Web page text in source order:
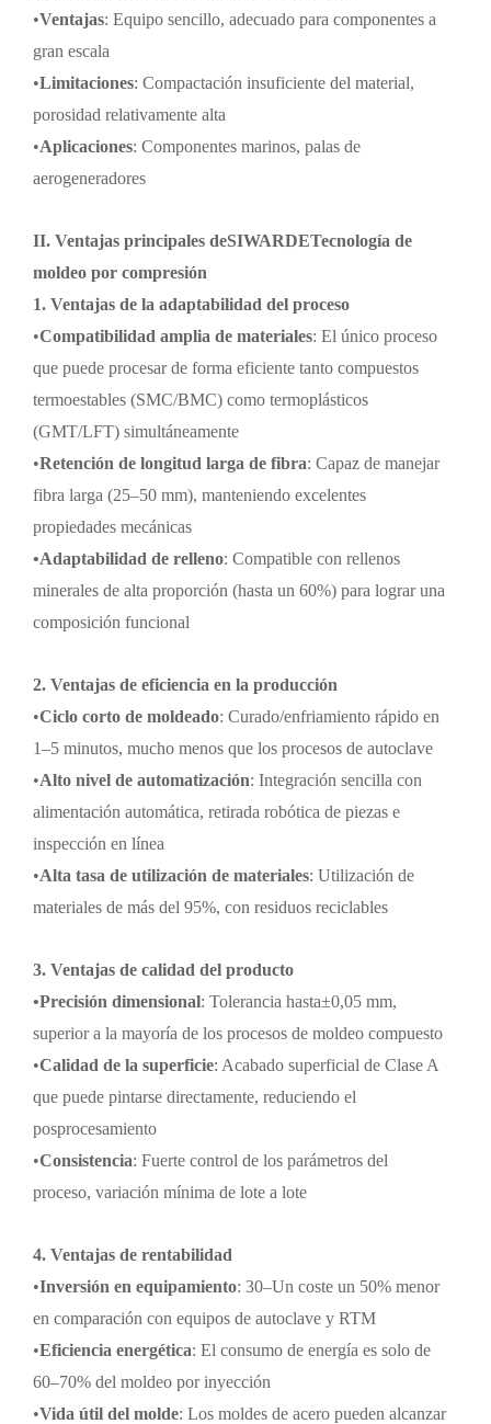
•Ventajas: Equipo sencillo, adecuado para componentes a
gran escala
•Limitaciones: Compactación insuficiente del material,
porosidad relativamente alta
•Aplicaciones: Componentes marinos, palas de
aerogeneradores
II. Ventajas principales deSIWARDETecnología de
moldeo por compresión
1. Ventajas de la adaptabilidad del proceso
•Compatibilidad amplia de materiales: El único proceso
que puede procesar de forma eficiente tanto compuestos
termoestables (SMC/BMC) como termoplásticos
(GMT/LFT) simultáneamente
•Retención de longitud larga de fibra: Capaz de manejar
fibra larga (25–50 mm), manteniendo excelentes
propiedades mecánicas
•Adaptabilidad de relleno: Compatible con rellenos
minerales de alta proporción (hasta un 60%) para lograr una
composición funcional
2. Ventajas de eficiencia en la producción
•Ciclo corto de moldeado: Curado/enfriamiento rápido en
1–5 minutos, mucho menos que los procesos de autoclave
•Alto nivel de automatización: Integración sencilla con
alimentación automática, retirada robótica de piezas e
inspección en línea
•Alta tasa de utilización de materiales: Utilización de
materiales de más del 95%, con residuos reciclables
3. Ventajas de calidad del producto
•Precisión dimensional: Tolerancia hasta±0,05 mm,
superior a la mayoría de los procesos de moldeo compuesto
•Calidad de la superficie: Acabado superficial de Clase A
que puede pintarse directamente, reduciendo el
posprocesamiento
•Consistencia: Fuerte control de los parámetros del
proceso, variación mínima de lote a lote
4. Ventajas de rentabilidad
•Inversión en equipamiento: 30–Un coste un 50% menor
en comparación con equipos de autoclave y RTM
•Eficiencia energética: El consumo de energía es solo de
60–70% del moldeo por inyección
•Vida útil del molde: Los moldes de acero pueden alcanzar